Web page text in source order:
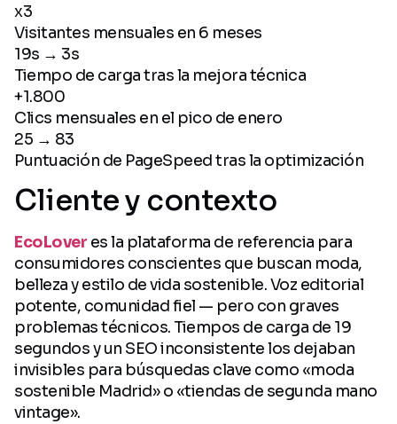
x3
Visitantes mensuales en 6 meses
19s → 3s
Tiempo de carga tras la mejora técnica
+1.800
Clics mensuales en el pico de enero
25 → 83
Puntuación de PageSpeed tras la optimización
Cliente y contexto
EcoLover es la plataforma de referencia para
consumidores conscientes que buscan moda,
belleza y estilo de vida sostenible. Voz editorial
potente, comunidad fiel — pero con graves
problemas técnicos. Tiempos de carga de 19
segundos y un SEO inconsistente los dejaban
invisibles para búsquedas clave como «moda
sostenible Madrid» o «tiendas de segunda mano
vintage».